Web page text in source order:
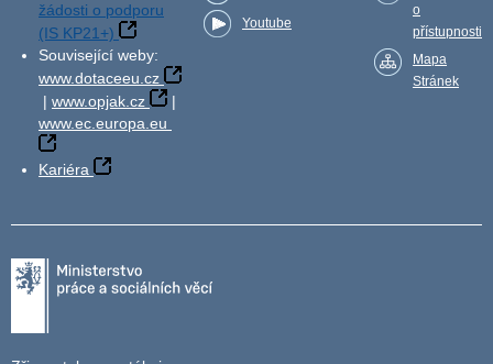
žádosti o podporu
(IS KP21+)
Související weby:
www.dotaceeu.cz
| www.opjak.cz
|
www.ec.europa.eu
Kariéra
Youtube
o
přístupnosti
Mapa
Stránek